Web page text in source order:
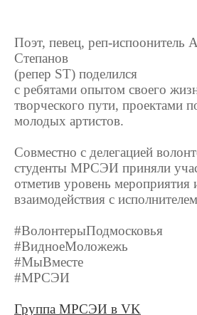
Поэт, певец, реп-испоонитель
Степанов
(репер ST) поделился
с ребятами опытом своего
творческого пути, проектами
молодых артистов.
Совместно с делегацией
студенты МРСЭИ приняли
отметив уровень
взаимодействия с
#ВолонтерыПодмосковья
#ВидноеМоложежь
#МыВместе
#МРСЭИ
Группа МРСЭИ в VK